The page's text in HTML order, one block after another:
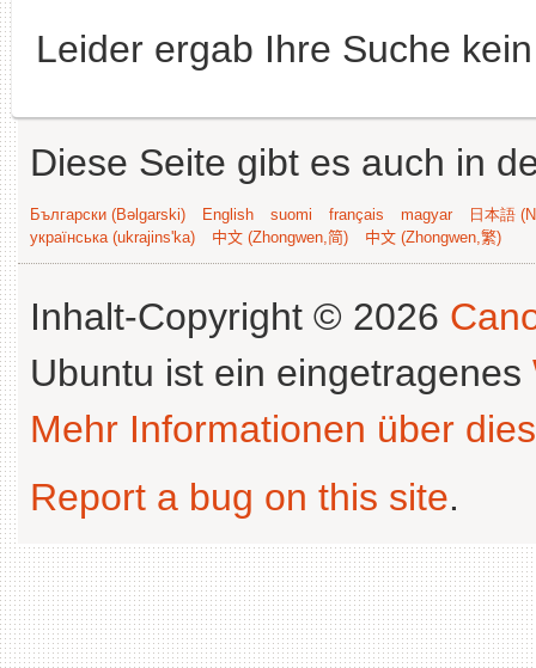
Leider ergab Ihre Suche
Diese Seite gibt es auch in
Български (Bəlgarski) English suomi français magyar
日本語
українська (ukrajins'ka)
中文 (Zhongwen,简) 中文 (Zhongwen,繁)
Inhalt-Copyright © 2026
Ubuntu ist ein eingetragenes
Mehr Informationen über
Report a bug on this site.